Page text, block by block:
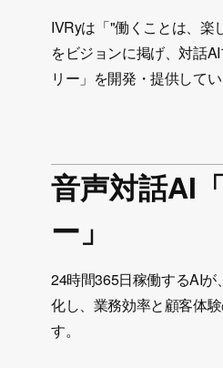
IVRyは「"働くことは、楽
をビジョンに掲げ、対話
リー」を開発・提供してい
音声対話AI
ー」
24時間365日稼働するAI
化し、 業務効率と顧客体
す。